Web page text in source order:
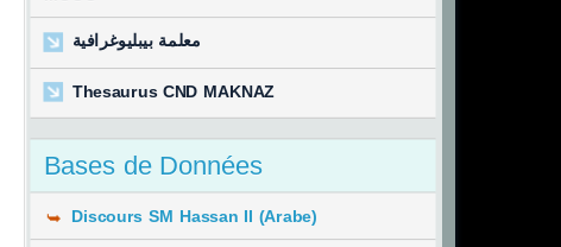
معلمة بيبليوغرافية
Thesaurus CND MAKNAZ
Bases de Données
Discours SM Hassan II (Arabe)